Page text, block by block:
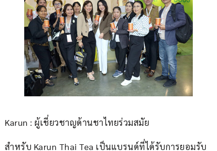
Karun : ผู้เชี่ยวชาญด้านชาไทยร่วมสมัย
สำหรับ Karun Thai Tea เป็นแบรนด์ที่ได้รับการยอมรับ